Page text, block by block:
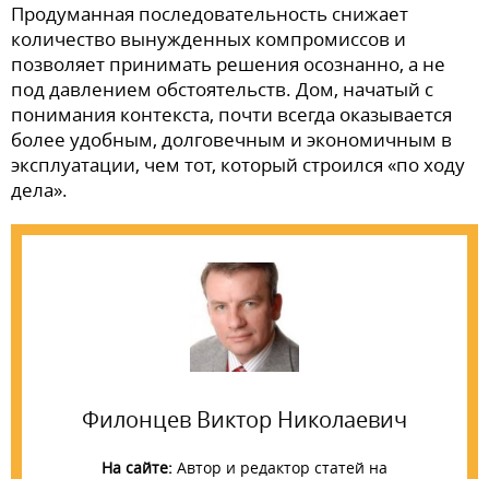
Продуманная последовательность снижает
количество вынужденных компромиссов и
позволяет принимать решения осознанно, а не
под давлением обстоятельств. Дом, начатый с
понимания контекста, почти всегда оказывается
более удобным, долговечным и экономичным в
эксплуатации, чем тот, который строился «по ходу
дела».
Филонцев Виктор Николаевич
На сайте: Автор и редактор статей на